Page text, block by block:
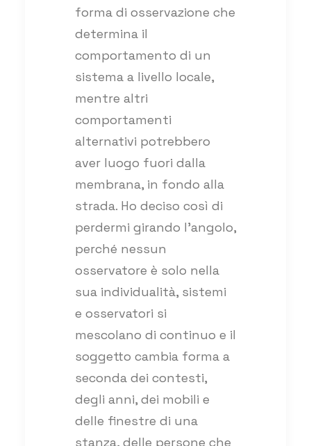
forma di osservazione che
determina il
comportamento di un
sistema a livello locale,
mentre altri
comportamenti
alternativi potrebbero
aver luogo fuori dalla
membrana, in fondo alla
strada. Ho deciso così di
perdermi girando l’angolo,
perché nessun
osservatore è solo nella
sua individualità, sistemi
e osservatori si
mescolano di continuo e il
soggetto cambia forma a
seconda dei contesti,
degli anni, dei mobili e
delle finestre di una
stanza, delle persone che